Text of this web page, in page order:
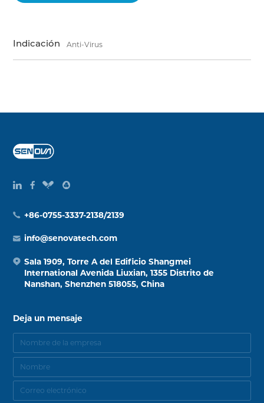
Indicación Anti-Virus
+86-0755-3337-2138/2139
info@senovatech.com
Sala 1909, Torre A del Edificio Shangmei
International Avenida Liuxian, 1355 Distrito de
Nanshan, Shenzhen 518055, China
Deja un mensaje